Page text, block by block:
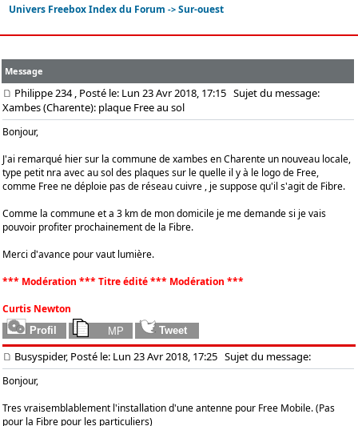
Univers Freebox Index du Forum ->Sur-ouest
Message
Philippe 234, Posté le: Lun 23 Avr 2018, 17:15 Sujet du message:
Xambes (Charente): plaque Free au sol
Bonjour,
J'ai remarqué hier sur la commune de xambes en Charente un nouveau locale,
type petit nra avec au sol des plaques sur le quelle il y à le logo de Free,
comme Free ne déploie pas de réseau cuivre , je suppose qu'il s'agit de Fibre.
Comme la commune et a 3 km de mon domicile je me demande si je vais
pouvoir profiter prochainement de la Fibre.
Merci d'avance pour vaut lumière.
*** Modération *** Titre édité *** Modération ***
Curtis Newton
Busyspider, Posté le: Lun 23 Avr 2018, 17:25 Sujet du message:
Bonjour,
Tres vraisemblablement l'installation d'une antenne pour Free Mobile. (Pas
pour la Fibre pour les particuliers)